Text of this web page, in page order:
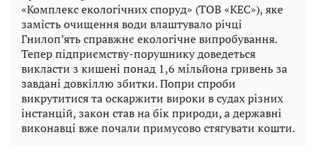
«Комплекс екологічних споруд» (ТОВ «КЕС»), яке
замість очищення води влаштувало річці
Гнилоп’ять справжнє екологічне випробування.
Тепер підприємству-порушнику доведеться
викласти з кишені понад 1,6 мільйона гривень за
завдані довкіллю збитки. Попри спроби
викрутитися та оскаржити вироки в судах різних
інстанцій, закон став на бік природи, а державні
виконавці вже почали примусово стягувати кошти.